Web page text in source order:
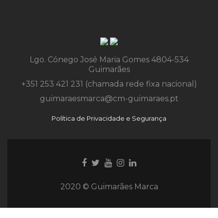
Lgo. Cónego José Maria Gomes 4804-534
Guimarães
+351 253 421 231 (chamada rede fixa nacional)
guimaraesmarca@cm-guimaraes.pt
Política de Privacidade e Segurança
Ligação
Facebook
Ligação
Twitter
Youtube
Ligação
Instagram
Ligação
Instagram
2020 © Guimarães Marca